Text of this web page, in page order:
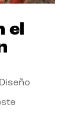
el
Diseño